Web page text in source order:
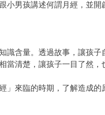
小男孩講述何謂月經，並
識含量。透過故事，讓孩
當清楚，讓孩子一目了然，
」來臨的時期，了解造成